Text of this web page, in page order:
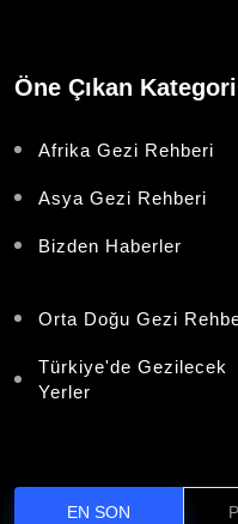
Öne Çıkan
Afrika Gezi Rehberi
Asya Gezi Rehberi
Bizden Haberler
Orta Doğu Gezi
Türkiye'de Gezilecek
Yerler
EN SON